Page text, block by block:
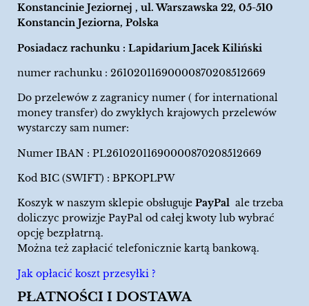
Konstancinie Jeziornej , ul. Warszawska 22, 05-510
Konstancin Jeziorna, Polska
Posiadacz rachunku : Lapidarium Jacek Kiliński
numer rachunku : 26102011690000870208512669
Do przelewów z zagranicy numer ( for international
money transfer) do zwykłych krajowych przelewów
wystarczy sam numer:
Numer IBAN : PL26102011690000870208512669
Kod BIC (SWIFT) : BPKOPLPW
Koszyk w naszym sklepie obsługuje PayPal ale trzeba
doliczyc prowizje PayPal od całej kwoty lub wybrać
opcję bezpłatrną.
Można też zapłacić telefonicznie kartą bankową.
Jak opłacić koszt przesyłki ?
PŁATNOŚCI I DOSTAWA